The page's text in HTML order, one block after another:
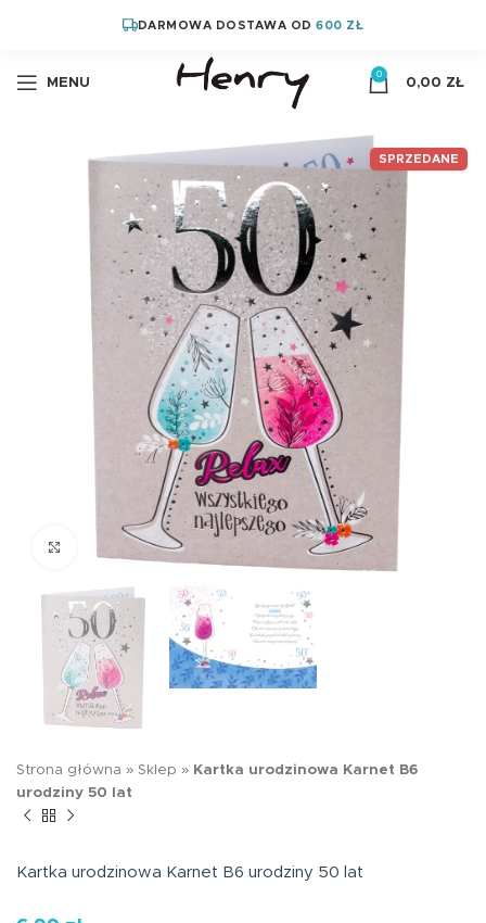
DARMOWA DOSTAWA OD600 ZŁ
MENU
0
0,00 ZŁ
SPRZEDANE
Kliknij aby powiększyć
Strona główna » Sklep » Kartka urodzinowa Karnet B6
urodziny 50 lat
Kartka urodzinowa Karnet B6 urodziny 50 lat